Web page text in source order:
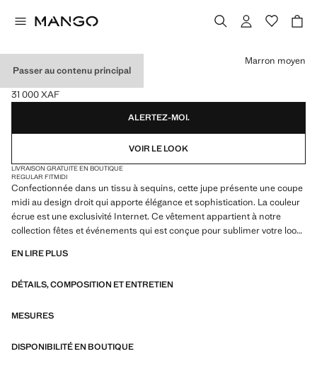
Passer au contenu principal
JUPE MIDI SEQUINS
Prix actuel [31 000 XAF ]
31 000 XAF
Choisissez une couleur
Marron moyen
ALERTEZ-MOI.
VOIR LE LOOK
LIVRAISON GRATUITE EN BOUTIQUE
REGULAR FITMIDI
Confectionnée dans un tissu à sequins, cette jupe présente une coupe
midi au design droit qui apporte élégance et sophistication. La couleur
écrue est une exclusivité Internet. Ce vêtement appartient à notre
collection fêtes et événements qui est conçue pour sublimer votre look
EN LIRE PLUS
DÉTAILS, COMPOSITION ET ENTRETIEN
MESURES
DISPONIBILITÉ EN BOUTIQUE